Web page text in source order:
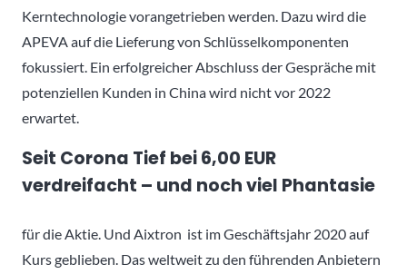
Kerntechnologie vorangetrieben werden. Dazu wird die
APEVA auf die Lieferung von Schlüsselkomponenten
fokussiert. Ein erfolgreicher Abschluss der Gespräche mit
potenziellen Kunden in China wird nicht vor 2022
erwartet.
Seit Corona Tief bei 6,00 EUR
verdreifacht – und noch viel Phantasie
für die Aktie. Und Aixtron ist im Geschäftsjahr 2020 auf
Kurs geblieben. Das weltweit zu den führenden Anbietern